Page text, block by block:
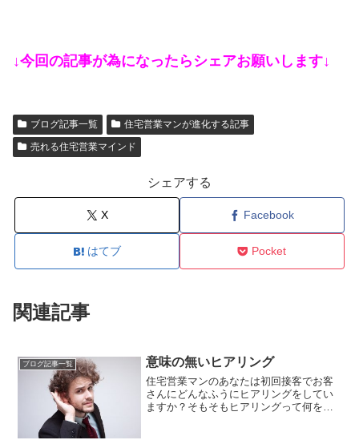
↓今回の記事が為になったらシェアお願いします↓
ブログ記事一覧
住宅営業マンが進化する記事
売れる住宅営業マインド
シェアする
X Facebook
はてブ Pocket
関連記事
ブログ記事一覧 意味の無いヒアリング
住宅営業マンのあなたは初回接客でお客
さんにどんなふうにヒアリングをしてい
ますか？そもそもヒアリングって何を聴